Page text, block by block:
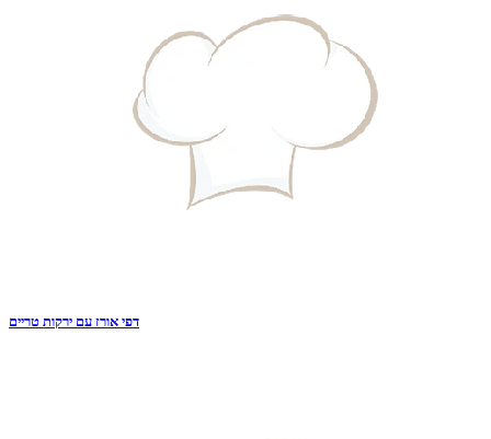
דפי אורז עם ירקות טריים